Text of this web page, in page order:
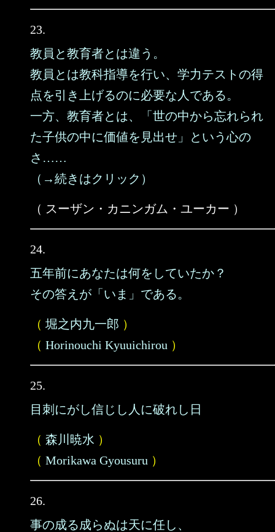
23.
教員と教育者とは違う。
教員とは教科指導を行い、学力テストの得
点を引き上げるのに必要な人である。
一方、教育者とは、「世の中から忘れられ
た子供の中に価値を見出せ」という心の
さ……
（→続きはクリック）
（ スーザン・カニンガム・ユーカー ）
24.
五年前にあなたは何をしていたか？
その答えが「いま」である。
（ 堀之内九一郎 ）
（ Horinouchi Kyuuichirou ）
25.
目刺にがし信じし人に破れし日
（ 森川暁水 ）
（ Morikawa Gyousuru ）
26.
事の成る成らぬは天に任し、